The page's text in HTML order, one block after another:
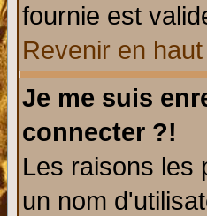
fournie est
Revenir en
Je me suis
connecter ?!
Les raisons les
un nom